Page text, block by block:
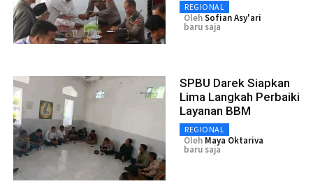
REGIONAL
OlehSofian Asy'ari
baru saja
SPBU Darek Siapkan
Lima Langkah Perbaiki
Layanan BBM
REGIONAL
Oleh Maya Oktariva
baru saja